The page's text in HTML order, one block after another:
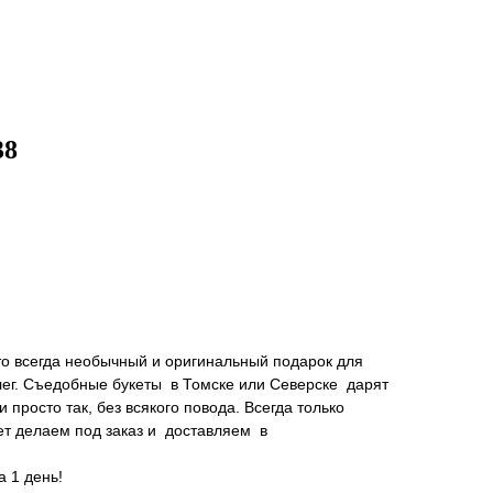
всегда необычный и оригинальный подарок для
Съедобные букеты в Томске или Северске дарят
так, без всякого повода. Всегда только
делаем под заказ и доставляем в
1 день!